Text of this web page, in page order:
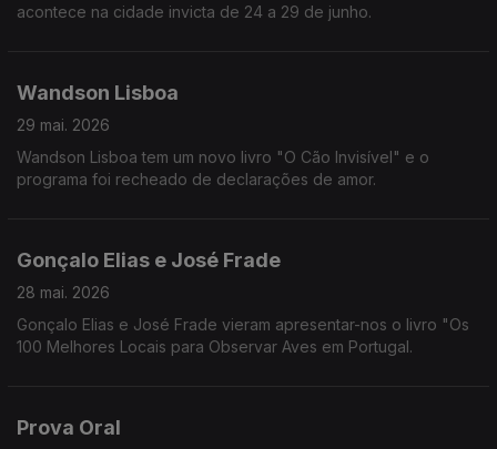
acontece na cidade invicta de 24 a 29 de junho.
Wandson Lisboa
29 mai. 2026
Wandson Lisboa tem um novo livro "O Cão Invisível" e o
programa foi recheado de declarações de amor.
Gonçalo Elias e José Frade
28 mai. 2026
Gonçalo Elias e José Frade vieram apresentar-nos o livro "Os
100 Melhores Locais para Observar Aves em Portugal.
Prova Oral